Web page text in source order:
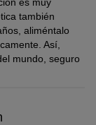
mundo?
ostenta
los tiempos
y cinco meses.
récord oficial y
también
aliméntalo
Así,
mundo, seguro